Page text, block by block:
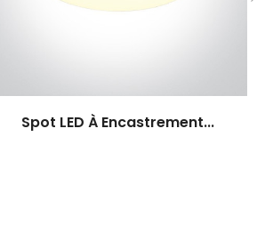
Spot LED À Encastrement...